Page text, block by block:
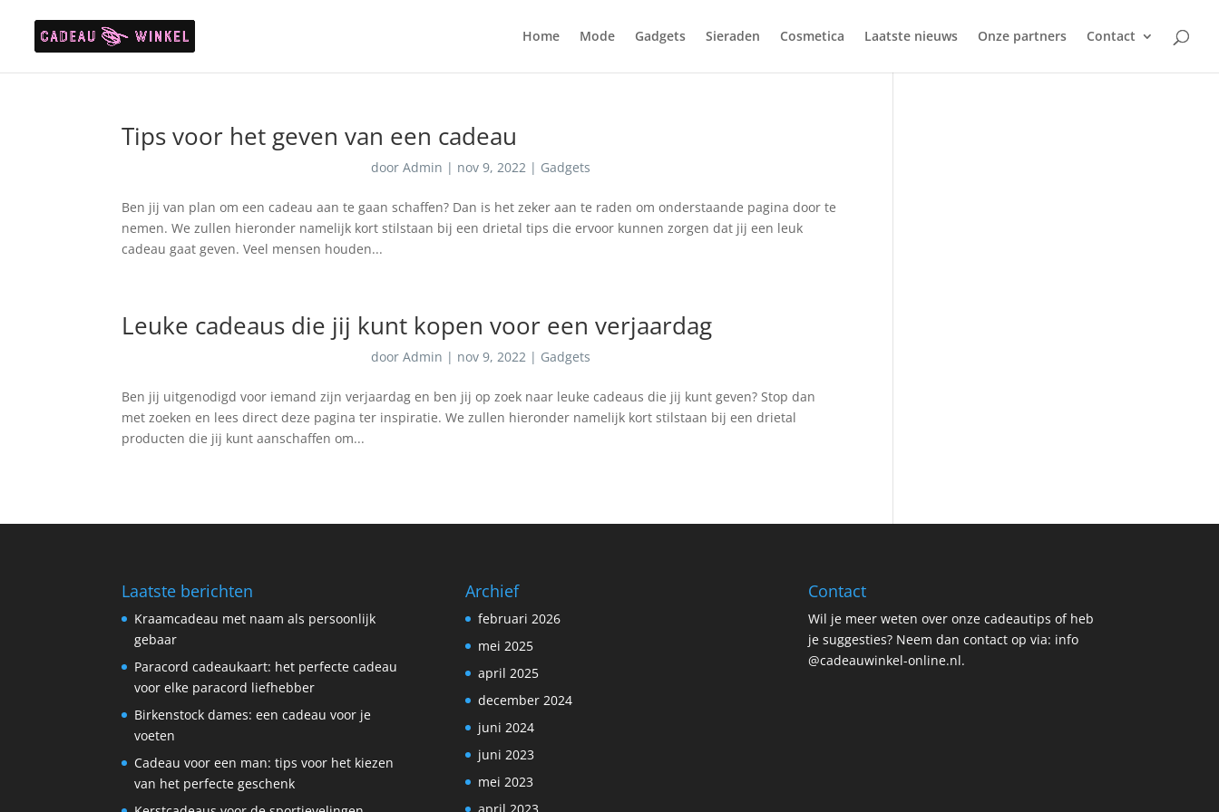
Home Mode Gadgets Sieraden Cosmetica Laatste nieuws Onze partners Contact
Tips voor het geven van een cadeau
doorAdmin | nov 9, 2022 | Gadgets
Ben jij van plan om een cadeau aan te gaan schaffen? Dan is het zeker aan te raden om onderstaande pagina door te
nemen. We zullen hieronder namelijk kort stilstaan bij een drietal tips die ervoor kunnen zorgen dat jij een leuk
cadeau gaat geven. Veel mensen houden...
Leuke cadeaus die jij kunt kopen voor een verjaardag
doorAdmin | nov 9, 2022 | Gadgets
Ben jij uitgenodigd voor iemand zijn verjaardag en ben jij op zoek naar leuke cadeaus die jij kunt geven? Stop dan
met zoeken en lees direct deze pagina ter inspiratie. We zullen hieronder namelijk kort stilstaan bij een drietal
producten die jij kunt aanschaffen om...
Laatste berichten
Kraamcadeau met naam als persoonlijk
gebaar
Paracord cadeaukaart: het perfecte cadeau
voor elke paracord liefhebber
Birkenstock dames: een cadeau voor je
voeten
Cadeau voor een man: tips voor het kiezen
van het perfecte geschenk
Archief
februari 2026
mei 2025
april 2025
december 2024
juni 2024
juni 2023
mei 2023
april 2023
Contact
Wil je meer weten over onze cadeautips of heb
je suggesties? Neem dan contact op via: info
@cadeauwinkel-online.nl.